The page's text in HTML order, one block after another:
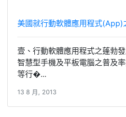
美國就行動軟體應用程式(App)
壹、行動軟體應用程式之蓬勃
智慧型手機及平板電腦之普及
等行�...
13 8 月, 2013